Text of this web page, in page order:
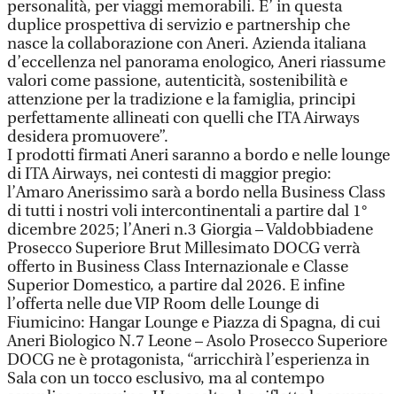
personalità, per viaggi memorabili. E’ in questa
duplice prospettiva di servizio e partnership che
nasce la collaborazione con Aneri. Azienda italiana
d’eccellenza nel panorama enologico, Aneri riassume
valori come passione, autenticità, sostenibilità e
attenzione per la tradizione e la famiglia, principi
perfettamente allineati con quelli che ITA Airways
desidera promuovere”.
I prodotti firmati Aneri saranno a bordo e nelle lounge
di ITA Airways, nei contesti di maggior pregio:
l’Amaro Anerissimo sarà a bordo nella Business Class
di tutti i nostri voli intercontinentali a partire dal 1°
dicembre 2025; l’Aneri n.3 Giorgia – Valdobbiadene
Prosecco Superiore Brut Millesimato DOCG verrà
offerto in Business Class Internazionale e Classe
Superior Domestico, a partire dal 2026. E infine
l’offerta nelle due VIP Room delle Lounge di
Fiumicino: Hangar Lounge e Piazza di Spagna, di cui
Aneri Biologico N.7 Leone – Asolo Prosecco Superiore
DOCG ne è protagonista, “arricchirà l’esperienza in
Sala con un tocco esclusivo, ma al contempo